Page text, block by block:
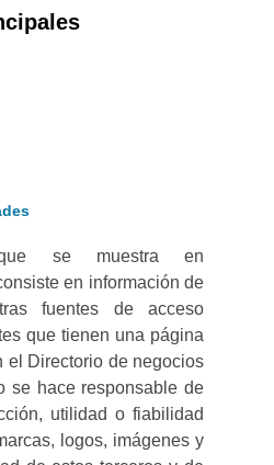
se muestra en
en información de
fuentes de acceso
que tienen una página
el Directorio de negocios
se hace responsable de
utilidad o fiabilidad
logos, imágenes y